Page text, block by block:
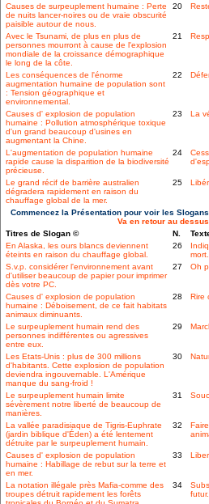
Causes de surpeuplement humaine : Perte
de nuits lancer-noires ou de vraie obscurité
paisible autour de nous.
20
Avec le Tsunami, de plus en plus de
personnes mourront à cause de l'explosion
mondiale de la croissance démographique
le long de la côte.
21
Les conséquences de l'énorme
augmentation humaine de population sont
: Tension géographique et
environnemental.
22
Causes d' explosion de population
humaine : Pollution atmosphérique toxique
d'un grand beaucoup d'usines en
augmentant la Chine.
23 La
L'augmentation de population humaine
rapide cause la disparition de la biodiversité
précieuse.
24
Le grand récif de barrière australien
dégradera rapidement en raison du
chauffage global de la mer.
25
Commencez la Présentation pour voir les
Va en retour au
Titres de Slogan ©
N.
En Alaska, les ours blancs deviennent
éteints en raison du chauffage global.
26
mort.
S.v.p. considérer l'environnement avant
d'utiliser beaucoup de papier pour imprimer
dès votre PC.
27 Oh
Causes d' explosion de population
humaine : Déboisement, de ce fait habitats
animaux diminuants.
28 Rire
Le surpeuplement humain rend des
personnes indifférentes ou agressives
entre eux.
29
Les Etats-Unis : plus de 300 millions
d'habitants. Cette explosion de population
deviendra ingouvernable. L'Amérique
manque du sang-froid !
30
Le surpeuplement humain limite
sévèrement notre liberté de beaucoup de
manières.
31
La vallée paradisiaque de Tigris-Euphrate
(jardin biblique d'Éden) a été lentement
détruite par le surpeuplement humain.
32
Causes d' explosion de population
humaine : Habillage de rebut sur la terre et
en mer.
33
La notation illégale près Mafia-comme des
troupes détruit rapidement les forêts
34
futur.